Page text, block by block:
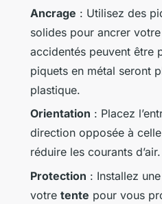
Ancrage : Utilisez des
solides pour ancrer votre
accidentés peuvent être
piquets en métal seront
plastique.
Orientation : Placez
direction opposée à
réduire les courants d’air.
Protection : Installez
votre tente pour vous